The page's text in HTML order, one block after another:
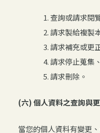
查詢或請求閱
請求製給複製
請求補充或更
請求停止蒐集
請求刪除。
(六) 個人資料之查詢與
當您的個人資料有變更